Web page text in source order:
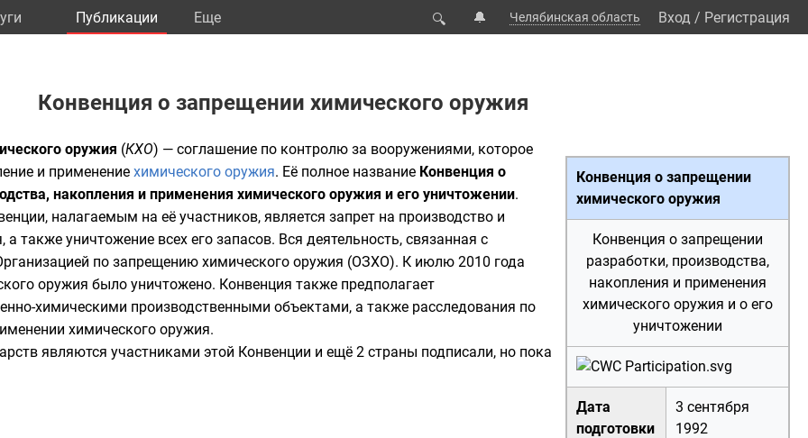
Публикации Eще 🔍 🔔 Челябинская область Вход / Регистрация
Конвенция о запрещении химического оружия
Конвенция о запрещении
химического оружия
Конвенция о запрещении
разработки, производства,
накопления и применения
химического оружия и о его
уничтожении
Дата
подготовки
3 сентября
1992
оружия (КХО) — соглашение по контролю за вооружениями, которое
и применение химического оружия. Её полное название Конвенция о
накопления и применения химического оружия и его уничтожении.
, налагаемым на её участников, является запрет на производство и
а также уничтожение всех его запасов. Вся деятельность, связанная с
по запрещению химического оружия (ОЗХО). К июлю 2010 года
оружия было уничтожено. Конвенция также предполагает
химическими производственными объектами, а также расследования по
химического оружия.
являются участниками этой Конвенции и ещё 2 страны подписали, но пока